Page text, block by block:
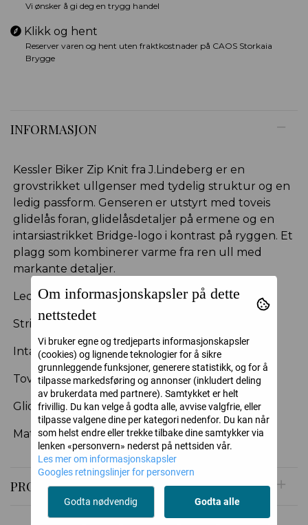
Vi ønsker å gi deg en trygg handel
Klikk og hent
Reserver varen og hent uten fraktkostnader på CAOS Storkaia
Brygge
INFORMASJON
Kessler Biker Zip Knit fra J.Lindeberg er en
grovstrikket ullgenser med tydelig struktur og en
ledig passform. Genseren er utstyrt med toveis
glidelås foran, glidelåsdetaljer på ermene og en
intarsiastrikket Bridge-logo i kontrast på ryggen. Et
plagg som kombinerer varme fra ren ull med
markante detaljer.
Ledig passform
Strikkefasthet 12/10
Intarsiastrikket Bridge-logo på ryggen
Toveis glidelås foran
Glidelåsdetaljer nederst på ermene
Materiale: 100 % ull
PRODUSENT
Om informasjonskapsler på dette
nettstedet
Vi bruker egne og tredjeparts informasjonskapsler
(cookies) og lignende teknologier for å sikre
grunnleggende funksjoner, generere statistikk, og for å
tilpasse markedsføring og annonser (inkludert deling
av brukerdata med partnere). Samtykket er helt
frivillig. Du kan velge å godta alle, avvise valgfrie, eller
tilpasse valgene dine per kategori nedenfor. Du kan når
som helst endre eller trekke tilbake dine samtykker via
lenken «personvern» nederst på nettsiden vår.
Les mer om informasjonskapsler
Googles retningslinjer for personvern
Godta nødvendig Godta alle